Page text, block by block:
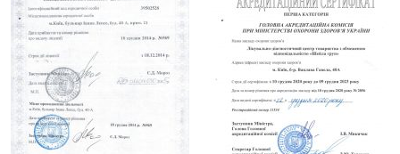
Сертификат признания ВМ